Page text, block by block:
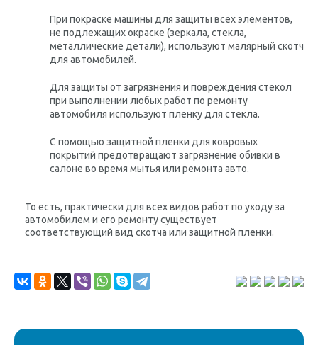
При покраске машины для защиты всех элементов,
не подлежащих окраске (зеркала, стекла,
металлические детали), используют малярный скотч
для автомобилей.
Для защиты от загрязнения и повреждения стекол
при выполнении любых работ по ремонту
автомобиля используют пленку для стекла.
С помощью защитной пленки для ковровых
покрытий предотвращают загрязнение обивки в
салоне во время мытья или ремонта авто.
То есть, практически для всех видов работ по уходу за
автомобилем и его ремонту существует
соответствующий вид скотча или защитной пленки.